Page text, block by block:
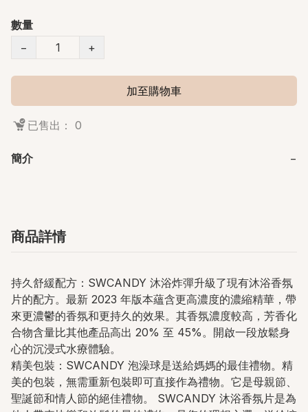
數量
−
+
加至購物車
已售出： 0
簡介 −
商品詳情
持久舒緩配方：SWCANDY 沐浴炸彈升級了現有沐浴香氛
片的配方。最新 2023 年版本蘊含更高濃度的濃縮精華，帶
來更濃鬱的香氛和更持久的效果。其香氛濃度較高，芳香化
合物含量比其他產品高出 20% 至 45%。開啟一段放鬆身
心的沉浸式水療體驗。
精美包裝：SWCANDY 泡澡球是送給媽媽的最佳禮物。精
美的包裝，無需重新包裝即可直接作為禮物。它是母親節、
聖誕節和情人節的絕佳禮物。 SWCANDY 沐浴香氛片是為